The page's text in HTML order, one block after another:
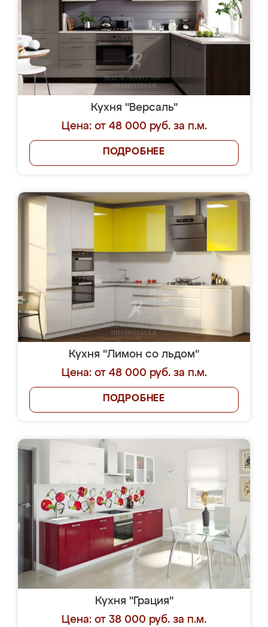
Кухня "Версаль"
Цена: от 48 000 руб. за п.м.
ПОДРОБНЕЕ
Кухня "Лимон со льдом"
Цена: от 48 000 руб. за п.м.
ПОДРОБНЕЕ
Кухня "Грация"
Цена: от 38 000 руб. за п.м.